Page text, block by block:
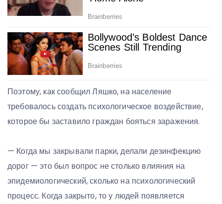
Поэтому, как сообщил Ляшко, на население
требовалось создать психологическое воздействие,
которое бы заставило граждан бояться заражения.
— Когда мы закрывали парки, делали дезинфекцию
дорог — это был вопрос не столько влияния на
эпидемиологический, сколько на психологический
процесс. Когда закрыто, то у людей появляется